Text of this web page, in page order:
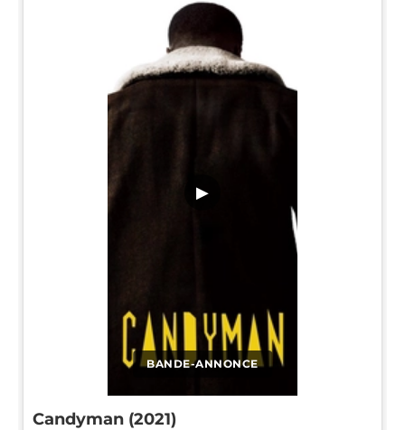
BANDE-ANNONCE
▶
Candyman (2021)